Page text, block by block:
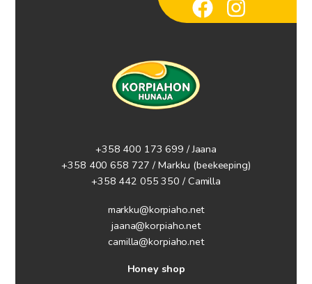
+358 400 173 699 / Jaana
+358 400 658 727 / Markku (beekeeping)
+358 442 055 350 / Camilla
markku@korpiaho.net
jaana@korpiaho.net
camilla@korpiaho.net
Honey shop